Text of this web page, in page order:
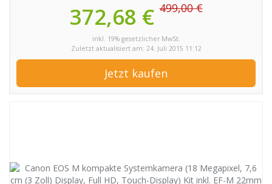
372,68 €499,00 €
inkl. 19% gesetzlicher MwSt.
Zuletzt aktualisiert am: 24. Juli 2015 11:12
Jetzt kaufen